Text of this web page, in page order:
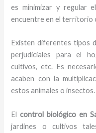
es minimizar y regular
encuentre en el territorio
Existen diferentes tipos
perjudiciales para el
cultivos, etc. Es
acaben con la
estos animales o insectos.
Elcontrol biológico en
jardines o cultivos